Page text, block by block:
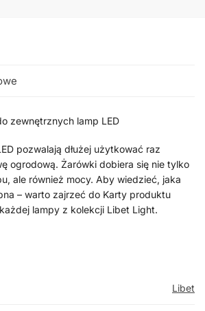
zewnętrznych lamp LED
pozwalają dłużej użytkować raz
ogrodową. Żarówki dobiera się nie tylko
ale również mocy. Aby wiedzieć, jaka
– warto zajrzeć do Karty produktu
lampy z kolekcji Libet Light.
Libet